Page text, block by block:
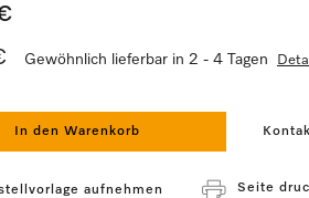
Gewöhnlich lieferbar in 2 - 4 Tagen
In den Warenkorb
aufnehmen Seite